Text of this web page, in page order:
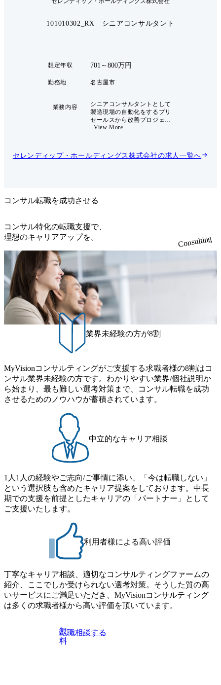
101010302_RX シニアコンサルタント
想定年収 701～800万円
勤務地 名古屋市
業務内容
シニアコンサルタントとして
製造現場の自動化をするプリ
セールスから改善プロジェク
トマネジメントをお任せいた
トへ業務改善の提案からプロ
ジェクトの管理までを主導的
提案から改善までフォローい
できるため、やりがいがござ
います。 ●配属部署総勢5名
（リーダー 30代前半） （業
務全般 ●キャリアアップ 当社
長中。キャリア形成上多くの
チャンスが広がっています。
M&A、PMI、コンサルティン
グ、グループ会社役員等のチ
ャンスがあります。
View More
セレンディップ・ホールディングス株式会社の求人一覧へ
コンサル転職を成功させる
コンサル特化の転職支援で、
理想のキャリアアップを。
Consulting
業界未経験の方が8割
MyVisionコンサルティングがご支援する求職者様の8割はコ
ンサル業界未経験の方です。わかりやすい業界/個社説明か
ら始まり、最も難しい選考対策まで、コンサル転職を成功
させるためのノウハウが蓄積されています。
中立的なキャリア相談
1人1人の経験やご志向/ご事情に添い、「今は転職しない」
という選択肢も含めたキャリア提案をしております。中長
期での支援を前提としたキャリアの「パートナー」として
ご支援いたします。
利用者様による高い評価
丁寧なキャリア相談、適切なコンサルティングファームの
紹介、ここでしか受けられない選考対策。そうした質の高
いサービスにご満足いただき、MyVisionコンサルティング
は多くの求職者様から高い評価を頂いています。
無
料
転職相談する